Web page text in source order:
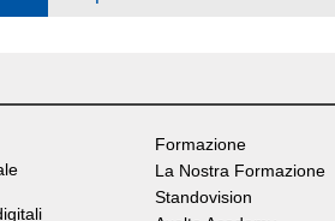
Formazione
La Nostra Formazione
Standovision